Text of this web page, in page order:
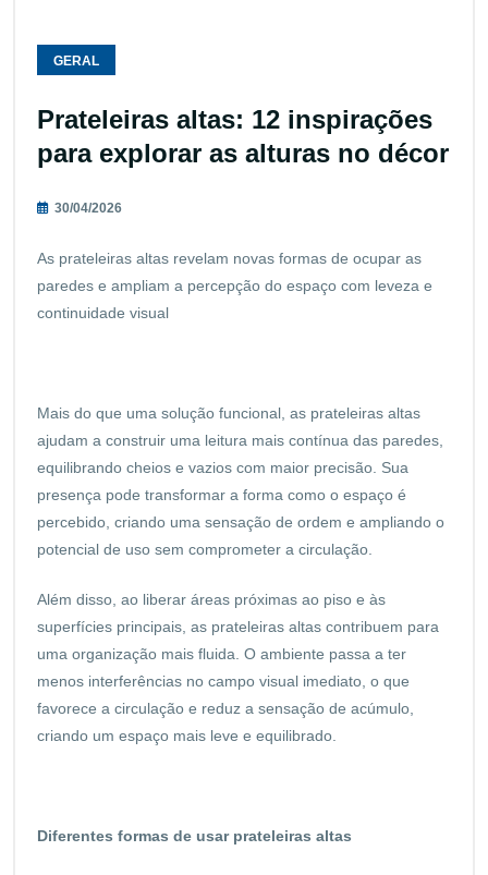
GERAL
Prateleiras altas: 12 inspirações
para explorar as alturas no décor
30/04/2026
As prateleiras altas revelam novas formas de ocupar as
paredes e ampliam a percepção do espaço com leveza e
continuidade visual
Mais do que uma solução funcional, as prateleiras altas
ajudam a construir uma leitura mais contínua das paredes,
equilibrando cheios e vazios com maior precisão. Sua
presença pode transformar a forma como o espaço é
percebido, criando uma sensação de ordem e ampliando o
potencial de uso sem comprometer a circulação.
Além disso, ao liberar áreas próximas ao piso e às
superfícies principais, as prateleiras altas contribuem para
uma organização mais fluida. O ambiente passa a ter
menos interferências no campo visual imediato, o que
favorece a circulação e reduz a sensação de acúmulo,
criando um espaço mais leve e equilibrado.
Diferentes formas de usar prateleiras altas